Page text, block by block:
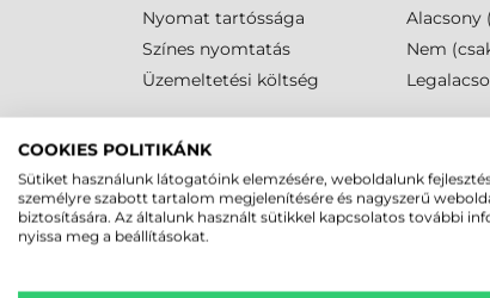
Nyomat tartóssága
Alacsony
Színes nyomtatás
Nem
Üzemeltetési költség
ZEBRA ZT111
A Zebra ZT111média kezelése az ipari
csökkenti az operátori beavatkozások
támogatja a
eszközeiről vagy különböző
COOKIES POLITIKÁNK
Sütiket használunk látogatóink elemzésére, weboldalunk
személyre szabott tartalom megjelenítésére és nagyszerű
biztosítására. Az általunk használt sütikkel kapcsolatos további
nyissa meg a beállításokat.